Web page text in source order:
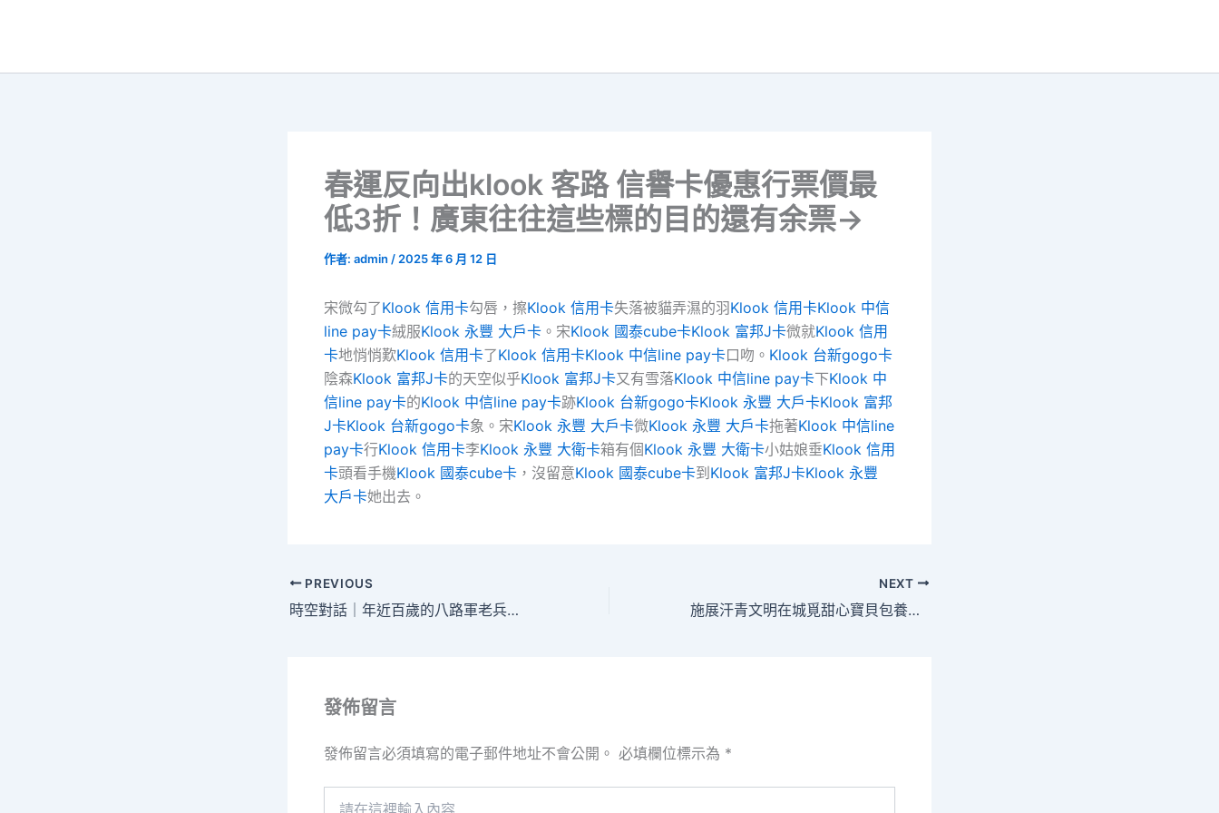
春運反向出klook 客路 信譽卡優惠行票價最
低3折！廣東往往這些標的目的還有余票→
作者: admin / 2025 年 6 月 12 日
宋微勾了Klook 信用卡勾唇，擦Klook 信用卡失落被貓弄濕的羽Klook 信用卡Klook 中信
line pay卡絨服Klook 永豐 大戶卡 。宋Klook 國泰cube卡Klook 富邦J卡微就Klook 信用
卡地悄悄歎Klook 信用卡了Klook 信用卡Klook 中信line pay卡口吻。 Klook 台新gogo卡
陰森Klook 富邦J卡的天空似乎Klook 富邦J卡又有雪落Klook 中信line pay卡下Klook 中
信line pay卡的Klook 中信line pay卡跡Klook 台新gogo卡Klook 永豐 大戶卡Klook 富邦
J卡Klook 台新gogo卡象。宋Klook 永豐 大戶卡微Klook 永豐 大戶卡拖著Klook 中信line
pay卡行Klook 信用卡李Klook 永豐 大衛卡箱有個Klook 永豐 大衛卡小姑娘垂Klook 信用
卡頭看手機Klook 國泰cube卡 ，沒留意Klook 國泰cube卡到 Klook 富邦J卡Klook 永豐
大戶卡她出去。
PREVIOUS
時空對話｜年近百歲的八路軍老兵士杜士林講述抗戰中的軍平找包養心得易近魚水情深——“是老蒼生的支撐，讓我們奪得了成功”
NEXT
施展汗青文明在城覓甜心寶貝包養網市更換新的資料中的感化
發佈留言
發佈留言必須填寫的電子郵件地址不會公開。 必填欄位標示為 *